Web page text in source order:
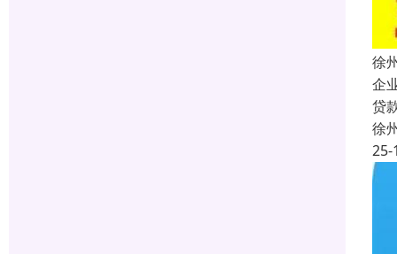
徐
企
贷
徐
25-